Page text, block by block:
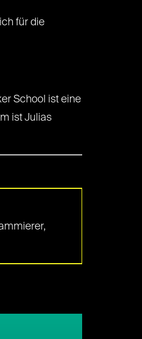
für die
School ist eine
ist Julias